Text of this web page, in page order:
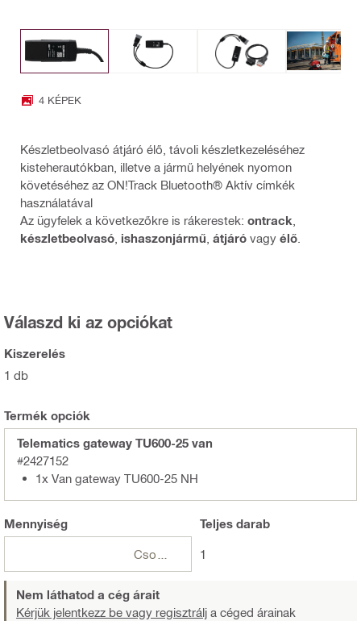
4 KÉPEK
Készletbeolvasó átjáró élő, távoli készletkezeléséhez
kisteherautókban, illetve a jármű helyének nyomon
követéséhez az ON!Track Bluetooth® Aktív címkék
használatával
Az ügyfelek a következőkre is rákerestek: ontrack
készletbeolvasó ishaszonjármű átjáró vagy élő
Válaszd ki az opciókat
Kiszerelés
1 db
Termék opciók
Telematics gateway TU600-25 van
#2427152
1x Van gateway TU600-25 NH
Mennyiség Teljesdarab
1
Nem láthatod a cég árait
Kérjük jelentkezz be vagy regisztrálj a céged árainak